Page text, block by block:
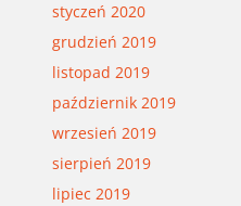
styczeń 2020
grudzień 2019
listopad 2019
październik 2019
wrzesień 2019
sierpień 2019
lipiec 2019